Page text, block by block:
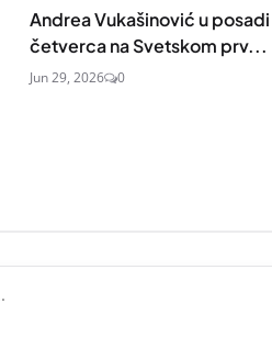
Andrea Vukašinović u posadi
četverca na Svetskom prv...
Jun 29, 2026 0